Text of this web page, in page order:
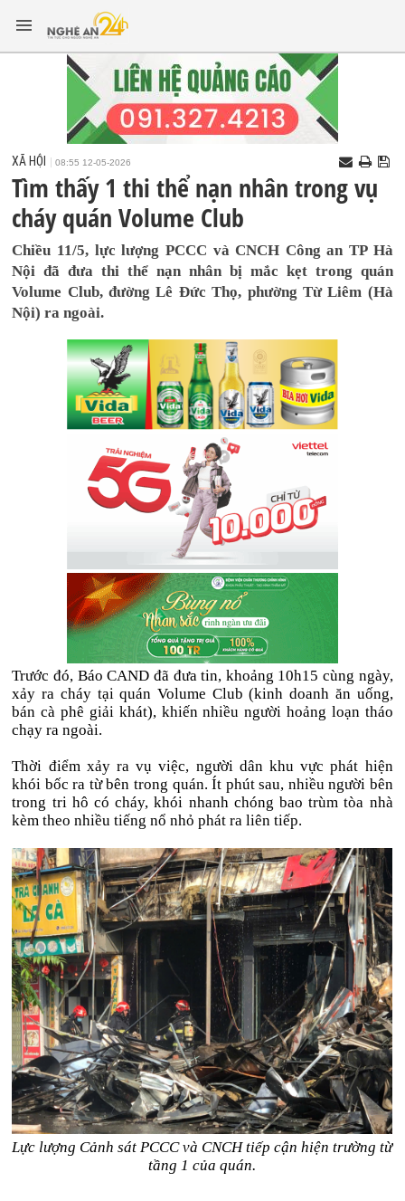
XÃ HỘI 08:55 12-05-2026
Tìm thấy 1 thi thể nạn nhân trong vụ
cháy quán Volume Club
Chiều 11/5, lực lượng PCCC và CNCH Công an TP Hà
Nội đã đưa thi thể nạn nhân bị mắc kẹt trong quán
Volume Club, đường Lê Đức Thọ, phường Từ Liêm (Hà
Nội) ra ngoài.
Trước đó, Báo CAND đã đưa tin, khoảng 10h15 cùng ngày,
xảy ra cháy tại quán Volume Club (kinh doanh ăn uống,
bán cà phê giải khát), khiến nhiều người hoảng loạn tháo
chạy ra ngoài.
Thời điểm xảy ra vụ việc, người dân khu vực phát hiện
khói bốc ra từ bên trong quán. Ít phút sau, nhiều người bên
trong tri hô có cháy, khói nhanh chóng bao trùm tòa nhà
kèm theo nhiều tiếng nổ nhỏ phát ra liên tiếp.
Lực lượng Cảnh sát PCCC và CNCH tiếp cận hiện trường từ
tầng 1 của quán.